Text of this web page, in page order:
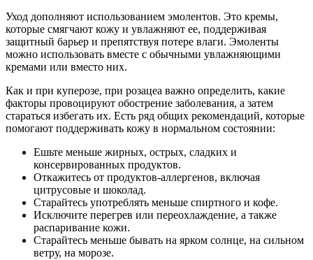
Уход дополняют использованием эмолентов. Это кремы,
которые смягчают кожу и увлажняют ее, поддерживая
защитный барьер и препятствуя потере влаги. Эмоленты
можно использовать вместе с обычными увлажняющими
кремами или вместо них.
Как и при куперозе, при розацеа важно определить, какие
факторы провоцируют обострение заболевания, а затем
стараться избегать их. Есть ряд общих рекомендаций, которые
помогают поддерживать кожу в нормальном состоянии:
Ешьте меньше жирных, острых, сладких и
консервированных продуктов.
Откажитесь от продуктов-аллергенов, включая
цитрусовые и шоколад.
Старайтесь употреблять меньше спиртного и кофе.
Исключите перегрев или переохлаждение, а также
распаривание кожи.
Старайтесь меньше бывать на ярком солнце, на сильном
ветру, на морозе.